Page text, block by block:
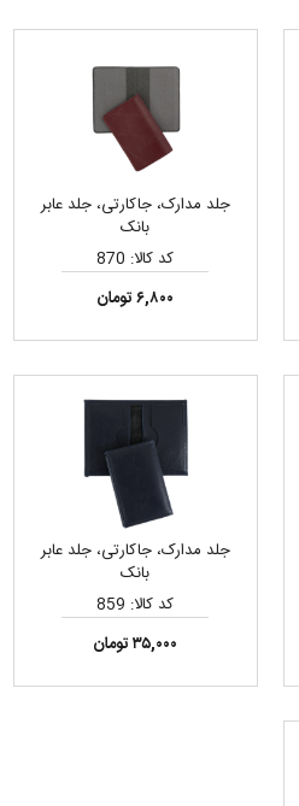
جلد مدارک، جاکارتی، جلد عابر
بانک
کد کالا: 870
۶,۸۰۰ تومان
جلد مدارک، جاکارتی، جلد عابر
بانک
کد کالا: 859
۳۵,۰۰۰ تومان